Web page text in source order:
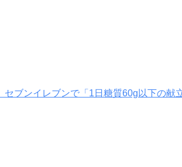
セブンイレブンで「1日糖質60g以下の献